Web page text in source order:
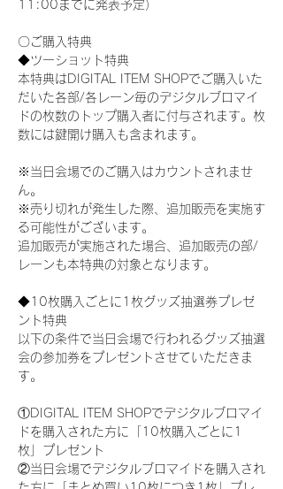
11:00までに発表予定）
〇ご購入特典
◆ツーショット特典
本特典はDIGITAL ITEM SHOPでご購入いた
だいた各部/各レーン毎のデジタルブロマイ
ドの枚数のトップ購入者に付与されます。枚
数には鍵開け購入も含まれます。
※当日会場でのご購入はカウントされませ
ん。
※売り切れが発生した際、追加販売を実施す
る可能性がございます。
追加販売が実施された場合、追加販売の部/
レーンも本特典の対象となります。
◆10枚購入ごとに1枚グッズ抽選券プレゼ
ント特典
以下の条件で当日会場で行われるグッズ抽選
会の参加券をプレゼントさせていただきま
す。
①DIGITAL ITEM SHOPでデジタルブロマイ
ドを購入された方に「10枚購入ごとに1
枚」プレゼント
②当日会場でデジタルブロマイドを購入され